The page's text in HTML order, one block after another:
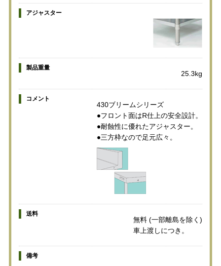
アジャスター
製品重量
25.3kg
コメント
430ブリームシリーズ
●フロント面はR仕上の安全設計。
●耐蝕性に優れたアジャスター。
●三方枠なので足元広々。
送料
無料 (一部離島を除く)
車上渡しにつき。
備考